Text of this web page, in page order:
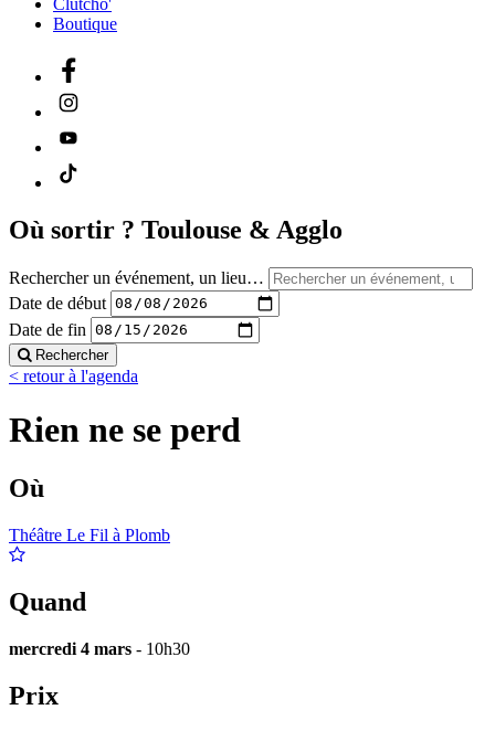
Boutique
Où sortir ? Toulouse & Agglo
Rechercher un événement, un lieu…
Date de début
Date de fin
Rechercher
< retour à l'agenda
Rien ne se perd
Où
Théâtre Le Fil à Plomb
Quand
mercredi 4 mars - 10h30
Prix